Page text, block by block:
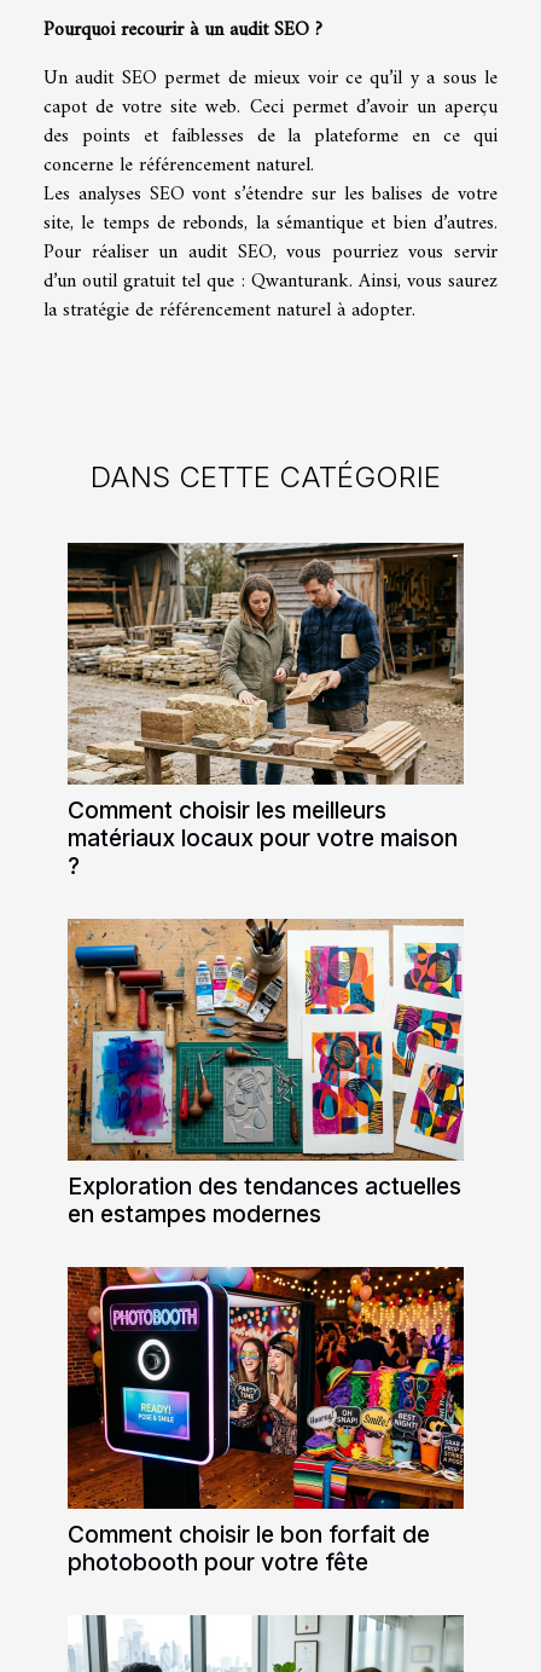
Pourquoi recourir à un audit SEO ?
Un audit SEO permet de mieux voir ce qu’il y a sous le
capot de votre site web. Ceci permet d’avoir un aperçu
des points et faiblesses de la plateforme en ce qui
concerne le référencement naturel.
Les analyses SEO vont s’étendre sur les balises de votre
site, le temps de rebonds, la sémantique et bien d’autres.
Pour réaliser un audit SEO, vous pourriez vous servir
d’un outil gratuit tel que : Qwanturank. Ainsi, vous saurez
la stratégie de référencement naturel à adopter.
DANS CETTE CATÉGORIE
Comment choisir les meilleurs
matériaux locaux pour votre maison
?
Exploration des tendances actuelles
en estampes modernes
Comment choisir le bon forfait de
photobooth pour votre fête